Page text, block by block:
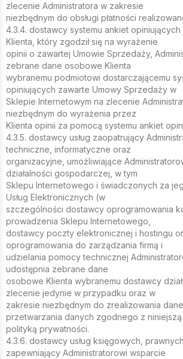
zlecenie Administratora w zakresie
niezbędnym do obsługi płatności
4.3.4. dostawcy systemu ankiet
Klienta, który zgodził się na wyrażenie
opinii o zawartej Umowie Sprzedaży,
zebrane dane osobowe Klienta
wybranemu podmiotowi dostarczającemu
opiniujących zawarte Umowy Sprzedaży w
Sklepie Internetowym na zlecenie
niezbędnym do wyrażenia przez
Klienta opinii za pomocą systemu ankiet
4.3.5. dostawcy usług zaopatrujący
techniczne, informatyczne oraz
organizacyjne, umożliwiające
działalności gospodarczej, w tym
Sklepu Internetowego i świadczonych za
Usług Elektronicznych (w
szczególności dostawcy oprogramowania
prowadzenia Sklepu Internetowego,
dostawcy poczty elektronicznej i hostingu
oprogramowania do zarządzania firmą i
udzielania pomocy technicznej
udostępnia zebrane dane
osobowe Klienta wybranemu dostawcy
zlecenie jedynie w przypadku oraz w
zakresie niezbędnym do zrealizowania
przetwarzania danych zgodnego z niniejszą
polityką prywatności.
4.3.6. dostawcy usług księgowych,
zapewniający Administratorowi wsparcie